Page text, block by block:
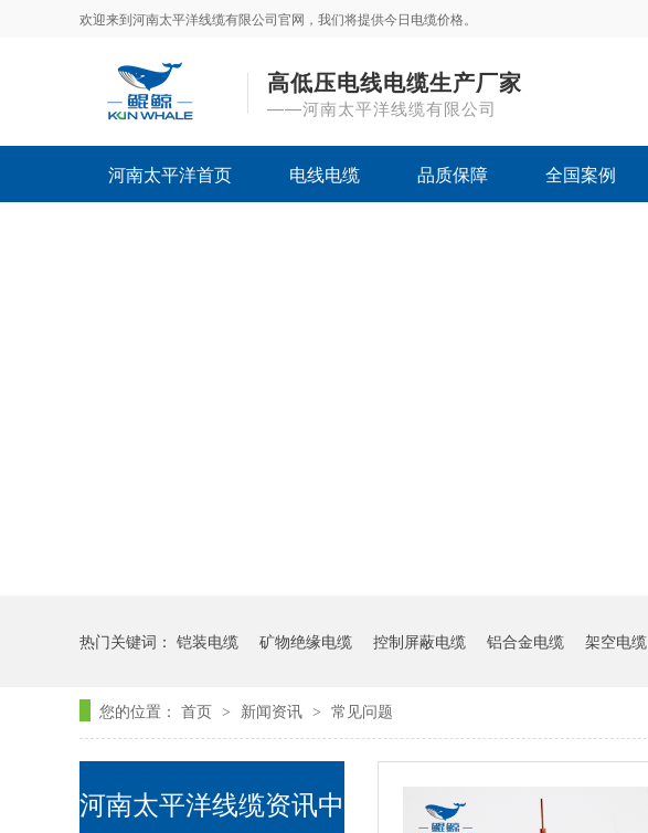
欢迎来到河南太平洋线缆有限公司官网，我们将提供今日电缆价格。
高低压电线电缆生产厂家
——河南太平洋线缆有限公司
河南太平洋首页 电线电缆 品质保障 全国案例
热门关键词： 铠装电缆 矿物绝缘电缆 控制屏蔽电缆 铝合金电缆 架空电缆
您的位置： 首页 > 新闻资讯 > 常见问题
河南太平洋线缆资讯中